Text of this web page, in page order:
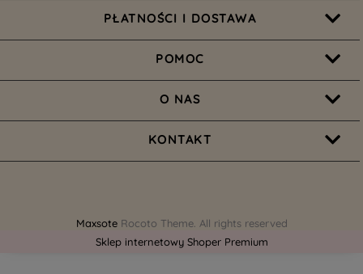
PŁATNOŚCI I DOSTAWA
POMOC
O NAS
KONTAKT
MaxsoteRocoto Theme. All rights reserved
Sklep internetowy Shoper Premium